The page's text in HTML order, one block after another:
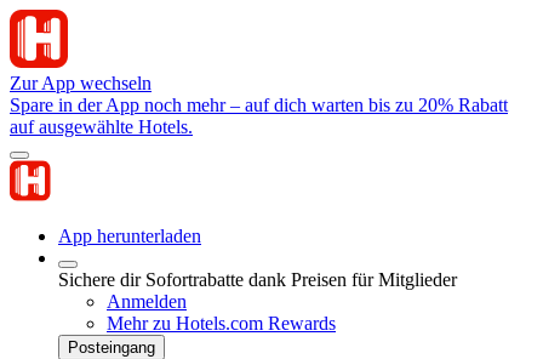
Zur App wechseln
Spare in der App noch mehr – auf dich warten bis zu 20% Rabatt
auf ausgewählte Hotels.
App herunterladen
Sichere dir Sofortrabatte dank Preisen für Mitglieder
Anmelden
Mehr zu Hotels.com Rewards
Posteingang